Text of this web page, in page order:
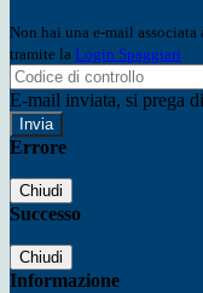
Non hai una e-mail
tramite la Login Spaggiari
E-mail inviata, si prega
Errore
Chiudi
Successo
Chiudi
Informazione